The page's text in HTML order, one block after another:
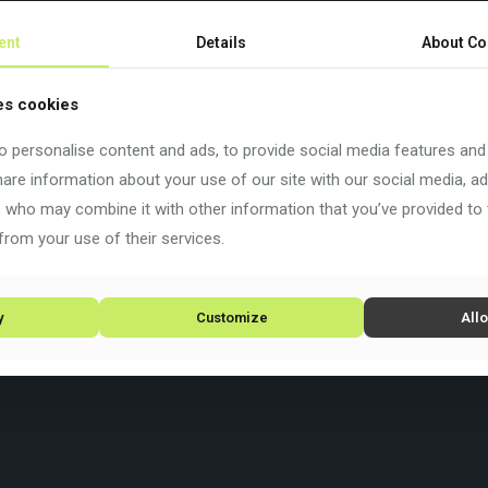
erschwinglichen Preis: von aerodynamischen
auf jeder Art von Gelände. Genau wie das
einem 2x Setup) für mehr Grip und Komfort.
Stabilität in immer unwegsamerem Gelände und bei
verfügt über ein steileres Sitzrohr (74 Grad), das die
Details About
cookies
personalise content and ads, to provide social media features
information about your use of our site with our social media,
may combine it with other information that you’ve provided
your use of their services.
Customize